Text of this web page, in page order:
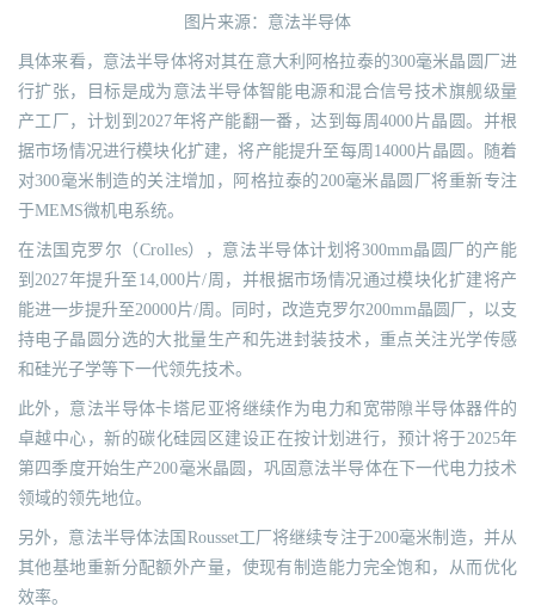
图片来源：意法半导体
具体来看，意法半导体将对其在意大利阿格拉泰的300毫米晶圆厂进
行扩张，目标是成为意法半导体智能电源和混合信号技术旗舰级量
产工厂，计划到2027年将产能翻一番，达到每周4000片晶圆。并根
据市场情况进行模块化扩建，将产能提升至每周14000片晶圆。随着
对300毫米制造的关注增加，阿格拉泰的200毫米晶圆厂将重新专注
于MEMS微机电系统。
在法国克罗尔（Crolles），意法半导体计划将300mm晶圆厂的产能
到2027年提升至14,000片/周，并根据市场情况通过模块化扩建将产
能进一步提升至20000片/周。同时，改造克罗尔200mm晶圆厂，以支
持电子晶圆分选的大批量生产和先进封装技术，重点关注光学传感
和硅光子学等下一代领先技术。
此外，意法半导体卡塔尼亚将继续作为电力和宽带隙半导体器件的
卓越中心，新的碳化硅园区建设正在按计划进行，预计将于2025年
第四季度开始生产200毫米晶圆，巩固意法半导体在下一代电力技术
领域的领先地位。
另外，意法半导体法国Rousset工厂将继续专注于200毫米制造，并从
其他基地重新分配额外产量，使现有制造能力完全饱和，从而优化
效率。